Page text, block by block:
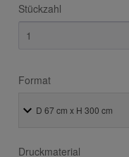
Stückzahl
Format
Druckmaterial